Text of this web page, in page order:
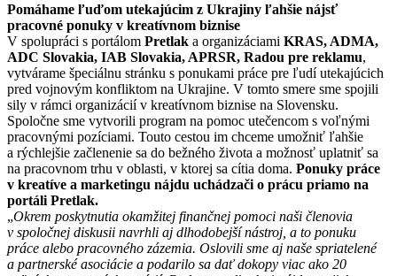
Pomáhame ľuďom utekajúcim z Ukrajiny ľahšie nájsť
pracovné ponuky v kreatívnom biznise
V spolupráci s portálom Pretlak a organizáciami KRAS, ADMA,
ADC Slovakia, IAB Slovakia, APRSR, Radou pre reklamu,
vytvárame špeciálnu stránku s ponukami práce pre ľudí utekajúcich
pred vojnovým konfliktom na Ukrajine. V tomto smere sme spojili
sily v rámci organizácií v kreatívnom biznise na Slovensku.
Spoločne sme vytvorili program na pomoc utečencom s voľnými
pracovnými pozíciami. Touto cestou im chceme umožniť ľahšie
a rýchlejšie začlenenie sa do bežného života a možnosť uplatniť sa
na pracovnom trhu v oblasti, v ktorej sa cítia doma. Ponuky práce
v kreatíve a marketingu nájdu uchádzači o prácu priamo na
portáli Pretlak.
„Okrem poskytnutia okamžitej finančnej pomoci naši členovia
v spoločnej diskusii navrhli aj dlhodobejší nástroj, a to ponuku
práce alebo pracovného zázemia. Oslovili sme aj naše spriatelené
a partnerské asociácie a podarilo sa dať dokopy viac ako 20